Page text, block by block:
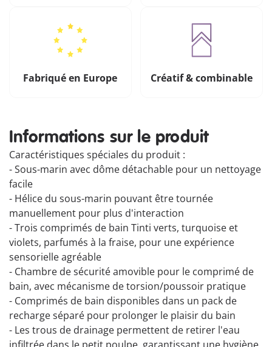
Fabriqué en Europe Créatif & combinable
Informations sur le produit
Caractéristiques spéciales du produit :
- Sous-marin avec dôme détachable pour un nettoyage
facile
- Hélice du sous-marin pouvant être tournée
manuellement pour plus d'interaction
- Trois comprimés de bain Tinti verts, turquoise et
violets, parfumés à la fraise, pour une expérience
sensorielle agréable
- Chambre de sécurité amovible pour le comprimé de
bain, avec mécanisme de torsion/poussoir pratique
- Comprimés de bain disponibles dans un pack de
recharge séparé pour prolonger le plaisir du bain
- Les trous de drainage permettent de retirer l'eau